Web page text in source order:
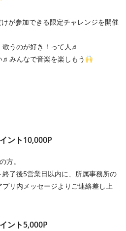
が参加できる限定チャレンジを開催
うのが好き！って人♬
♬みんなで音楽を楽しもう
ント10,000P
方。
了後5営業日以内に、所属事務所の
リ内メッセージよりご連絡差し上
ント5,000P